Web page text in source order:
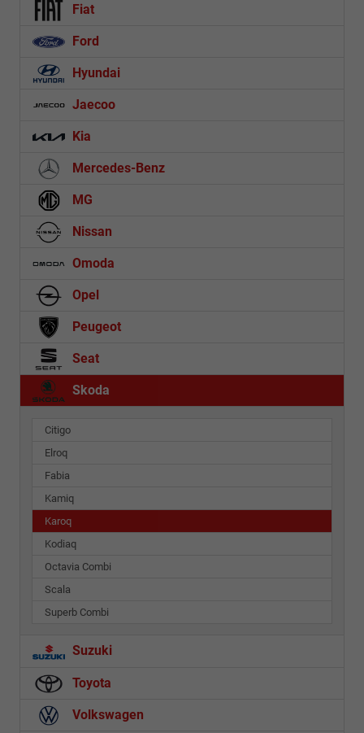
Fiat
Ford
Hyundai
Jaecoo
Kia
Mercedes-Benz
MG
Nissan
Omoda
Opel
Peugeot
Seat
Skoda
Citigo
Elroq
Fabia
Kamiq
Karoq
Kodiaq
Octavia Combi
Scala
Superb Combi
Suzuki
Toyota
Volkswagen